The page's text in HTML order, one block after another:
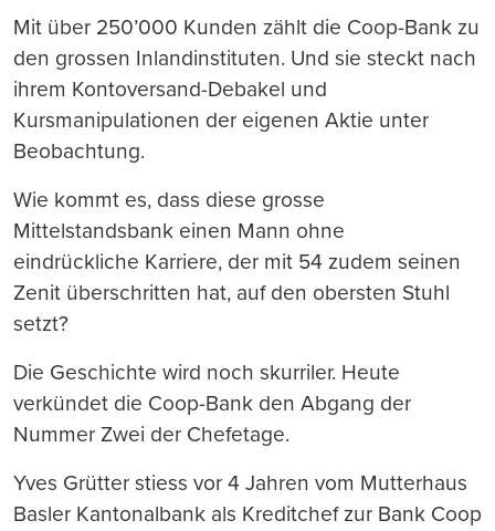
Mit über 250’000 Kunden zählt die Coop-Bank zu
den grossen Inlandinstituten. Und sie steckt nach
ihrem Kontoversand-Debakel und
Kursmanipulationen der eigenen Aktie unter
Beobachtung.
Wie kommt es, dass diese grosse
Mittelstandsbank einen Mann ohne
eindrückliche Karriere, der mit 54 zudem seinen
Zenit überschritten hat, auf den obersten Stuhl
setzt?
Die Geschichte wird noch skurriler. Heute
verkündet die Coop-Bank den Abgang der
Nummer Zwei der Chefetage.
Yves Grütter stiess vor 4 Jahren vom Mutterhaus
Basler Kantonalbank als Kreditchef zur Bank Coop